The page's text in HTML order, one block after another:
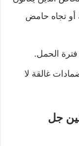
أو تجاه حامض
فترة الحمل.
غالقة لا
جل